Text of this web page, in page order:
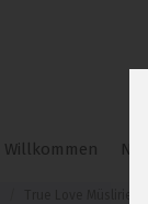
Willkommen